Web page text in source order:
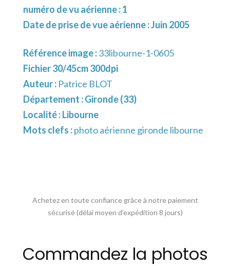
numéro de vu aérienne : 1
Date de prise de vue aérienne : Juin 2005
Référence image :33libourne-1-0605
Fichier 30/45cm 300dpi
Auteur : Patrice BLOT
Département :Gironde (33)
Localité :Libourne
Mots clefs :photo aérienne gironde libourne
Achetez en toute confiance grâce à notre paiement
sécurisé (délai moyen d’expédition 8 jours)
Commandez la photos